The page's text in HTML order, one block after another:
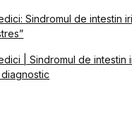
Sindromul de intestin
| Sindromul de intestin